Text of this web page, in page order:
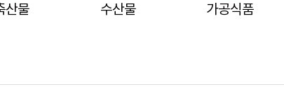
산물 수산물 가공식품